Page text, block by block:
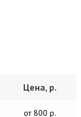
Цена, р.
от 800 р.